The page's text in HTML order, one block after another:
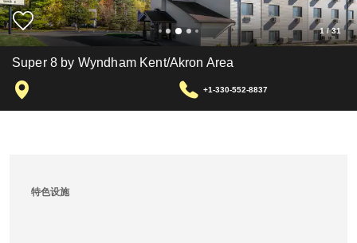
1/31
Super 8 by Wyndham Kent/Akron Area
+1-330-552-8837
特色设施